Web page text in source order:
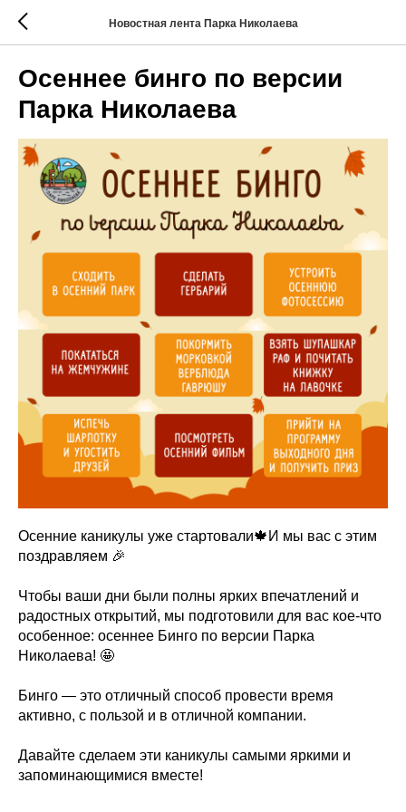
Новостная лента Парка Николаева
Осеннее бинго по версии
Парка Николаева
Осенние каникулы уже стартовали🍁И мы вас с этим
поздравляем 🎉
Чтобы ваши дни были полны ярких впечатлений и
радостных открытий, мы подготовили для вас кое-что
особенное: осеннее Бинго по версии Парка
Николаева! 🤩
Бинго — это отличный способ провести время
активно, с пользой и в отличной компании.
Давайте сделаем эти каникулы самыми яркими и
запоминающимися вместе!